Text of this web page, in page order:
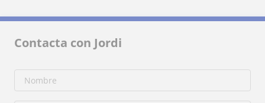
Contacta con Jordi